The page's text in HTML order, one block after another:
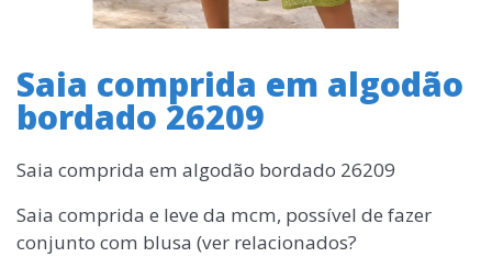
Saia comprida em algodão
bordado 26209
Saia comprida em algodão bordado 26209
Saia comprida e leve da mcm, possível de fazer
conjunto com blusa (ver relacionados?